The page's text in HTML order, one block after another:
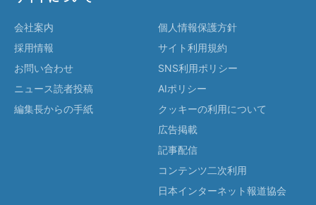
会社案内
採用情報
お問い合わせ
ニュース読者投稿
編集長からの手紙
個人情報保護方針
サイト利用規約
SNS利用ポリシー
AIポリシー
クッキーの利用について
広告掲載
記事配信
コンテンツ二次利用
日本インターネット報道協会